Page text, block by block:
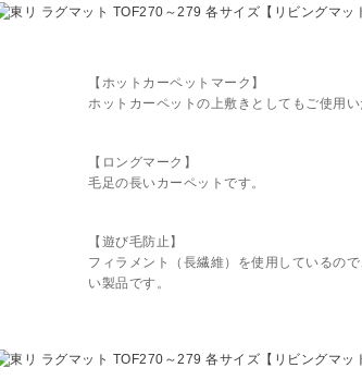
【ホットカーペットマーク】
ホットカーペットの上敷きとしてもご使用い
【ロングマーク】
毛足の長いカーペットです。
【遊び毛防止】
フィラメント（長繊維）を使用しているの
い製品です。